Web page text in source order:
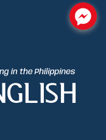
.